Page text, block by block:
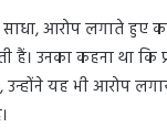
साधा, आरोप लगाते
हैं। उनका कहना था
यह भी आरोप